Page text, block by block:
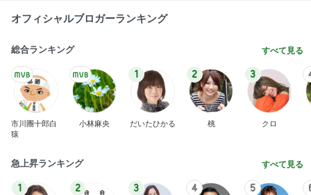
オフィシャルブロガーランキング
総合ランキング すべて見る
市川團十郎白
猿
小林麻央
1
だいたひかる
2
桃
3
クロ
急上昇ランキング すべて見る
1 2 3 4 5